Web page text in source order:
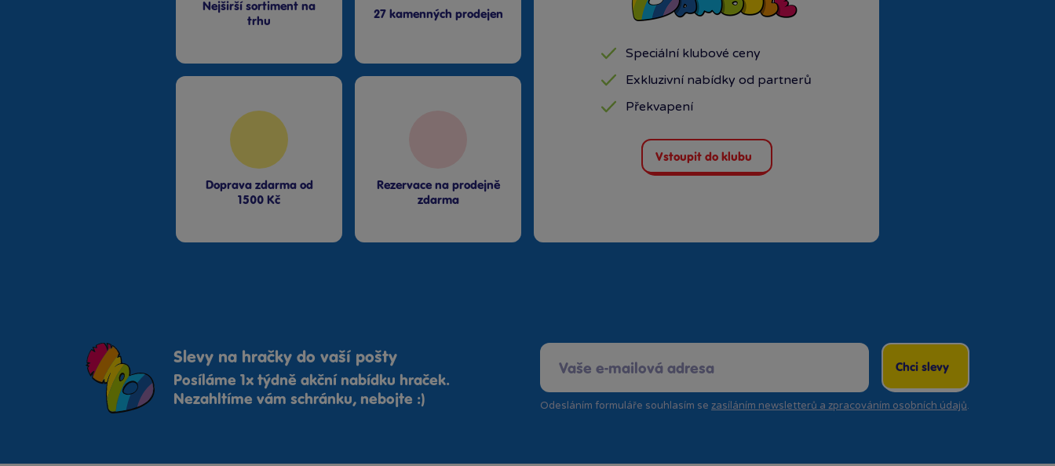
Nejširší sortiment na
trhu
27 kamenných prodejen
Doprava zdarma od
1500 Kč
Rezervace na prodejně
zdarma
Speciální klubové ceny
Exkluzivní nabídky od partnerů
Překvapení
Vstoupit do klubu
Slevy na hračky do vaší pošty
Posíláme 1x týdně akční nabídku hraček.
Nezahltíme vám schránku, nebojte :)
Chci slevy
Odesláním formuláře souhlasím se zasíláním newsletterů a zpracováním osobních údajů.